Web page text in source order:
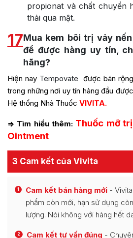
propionat và chất chuyển
thải qua mật.
17Mua kem bôi trị vảy
để được hàng uy tín,
hãng?
Hiện nay Tempovate được bán
trong những nơi uy tín hàng đầu
Hệ thống Nhà Thuốc VIVITA.
=> Tìm hiểu thêm: Thuốc mỡ
Ointment
3 Cam kết của Vivita
1 Cam kết bán hàng mới -
phẩm còn mới, hạn sử dụng
lượng. Nói không với hàng hết
2 Cam kết tư vấn đúng -